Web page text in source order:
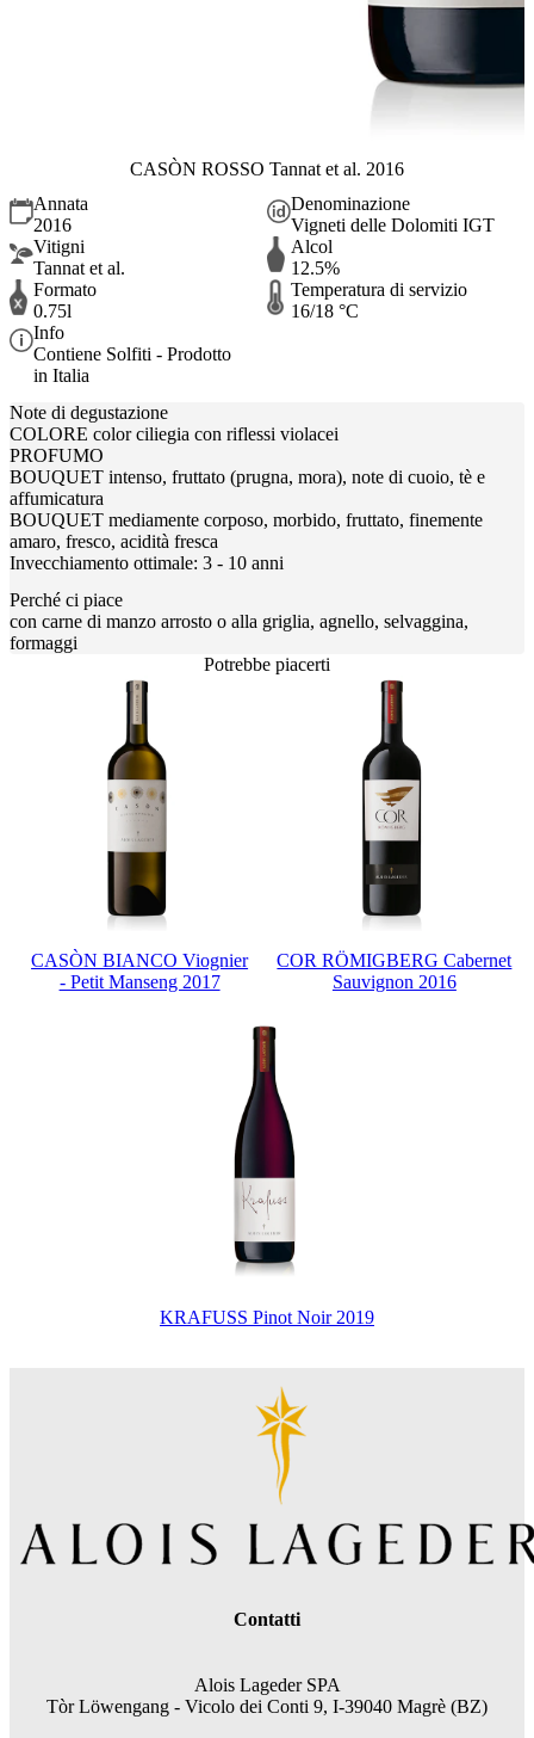
CASÒN ROSSO Tannat et al. 2016
Annata
2016
Denominazione
Vigneti delle Dolomiti IGT
Vitigni
Tannat et al.
Alcol
12.5%
Formato
0.75l
Temperatura di servizio
16/18 °C
Info
Contiene Solfiti - Prodotto
in Italia
Note di degustazione
COLORE color ciliegia con riflessi violacei
PROFUMO
BOUQUET intenso, fruttato (prugna, mora), note di cuoio, tè e
affumicatura
BOUQUET mediamente corposo, morbido, fruttato, finemente
amaro, fresco, acidità fresca
Invecchiamento ottimale: 3 - 10 anni
Perché ci piace
con carne di manzo arrosto o alla griglia, agnello, selvaggina,
formaggi
Potrebbe piacerti
CASÒN BIANCO Viognier
- Petit Manseng 2017
COR RÖMIGBERG Cabernet
Sauvignon 2016
KRAFUSS Pinot Noir 2019
Contatti
Alois Lageder SPA
Tòr Löwengang - Vicolo dei Conti 9, I-39040 Magrè (BZ)